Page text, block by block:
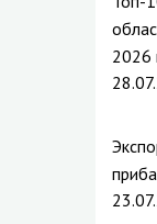
2026